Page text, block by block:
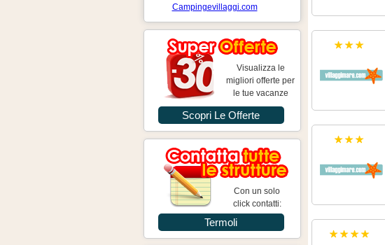
Campingevillaggi.com
Visualizza le
migliori offerte per
le tue vacanze
Scopri Le Offerte
Con un solo
click contatti:
Termoli